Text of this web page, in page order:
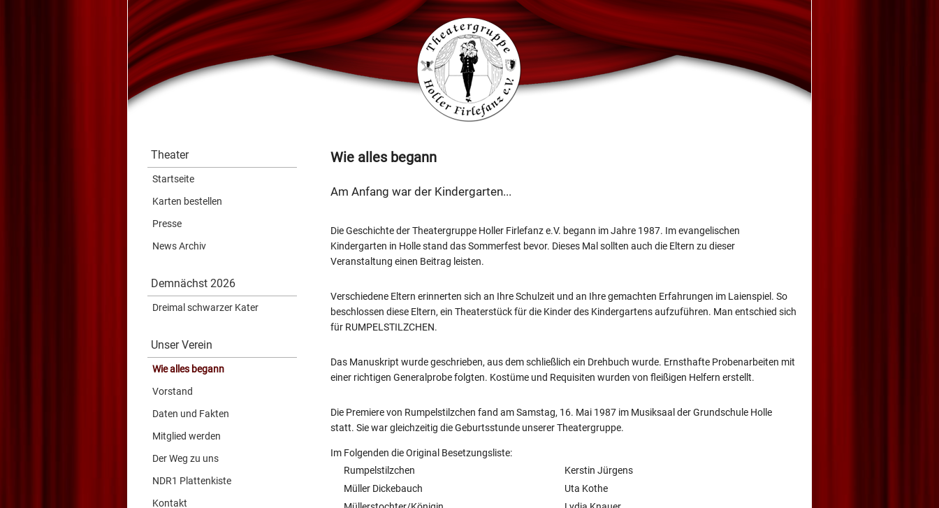
Theater
Startseite
Karten bestellen
Presse
News Archiv
Demnächst 2026
Dreimal schwarzer Kater
Unser Verein
Wie alles begann
Vorstand
Daten und Fakten
Mitglied werden
Der Weg zu uns
NDR1 Plattenkiste
Kontakt
Wie alles begann
Am Anfang war der Kindergarten...
Die Geschichte der Theatergruppe Holler Firlefanz e.V. begann im Jahre 1987. Im evangelischen
Kindergarten in Holle stand das Sommerfest bevor. Dieses Mal sollten auch die Eltern zu dieser
Veranstaltung einen Beitrag leisten.
Verschiedene Eltern erinnerten sich an Ihre Schulzeit und an Ihre gemachten Erfahrungen im Laienspiel. So
beschlossen diese Eltern, ein Theaterstück für die Kinder des Kindergartens aufzuführen. Man entschied sich
für RUMPELSTILZCHEN.
Das Manuskript wurde geschrieben, aus dem schließlich ein Drehbuch wurde. Ernsthafte Probenarbeiten mit
einer richtigen Generalprobe folgten. Kostüme und Requisiten wurden von fleißigen Helfern erstellt.
Die Premiere von Rumpelstilzchen fand am Samstag, 16. Mai 1987 im Musiksaal der Grundschule Holle
statt. Sie war gleichzeitig die Geburtsstunde unserer Theatergruppe.
Im Folgenden die Original Besetzungsliste:
Rumpelstilzchen
Kerstin Jürgens
Müller Dickebauch
Uta Kothe